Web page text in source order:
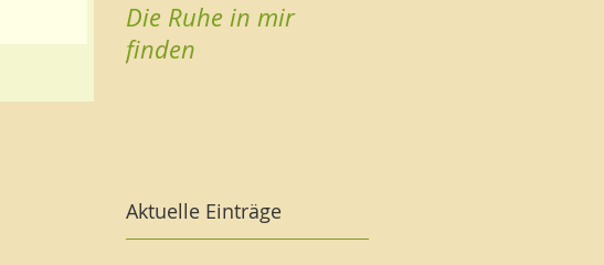
Die Ruhe in mir
finden
Aktuelle Einträge